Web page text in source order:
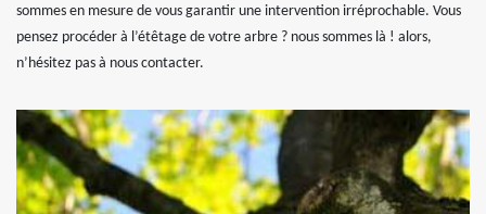
sommes en mesure de vous garantir une intervention irréprochable. Vous
pensez procéder à l’étêtage de votre arbre ? nous sommes là ! alors,
n’hésitez pas à nous contacter.